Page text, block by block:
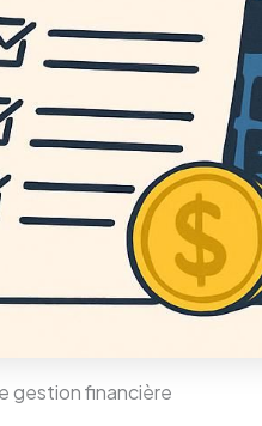
gestion financière